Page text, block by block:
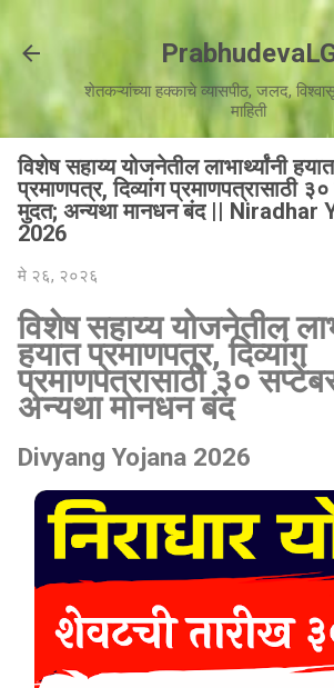
मुख्य सामग्रीवर वगळा
शेतकऱ्यांच्या हक्काचे व्यासपीठ, जलद,
माहिती
विशेष सहाय्य योजनेतील लाभार्थ्यांनी हयात
प्रमाणपत्र, दिव्यांग प्रमाणपत्रासाठी
मुदत; अन्यथा मानधन बंद || Niradhar
2026
मे २६, २०२६
विशेष सहाय्य योजनेतील
हयात प्रमाणपत्र, दिव्यांग
प्रमाणपत्रासाठी ३०
अन्यथा मानधन बंद
Divyang Yojana 2026